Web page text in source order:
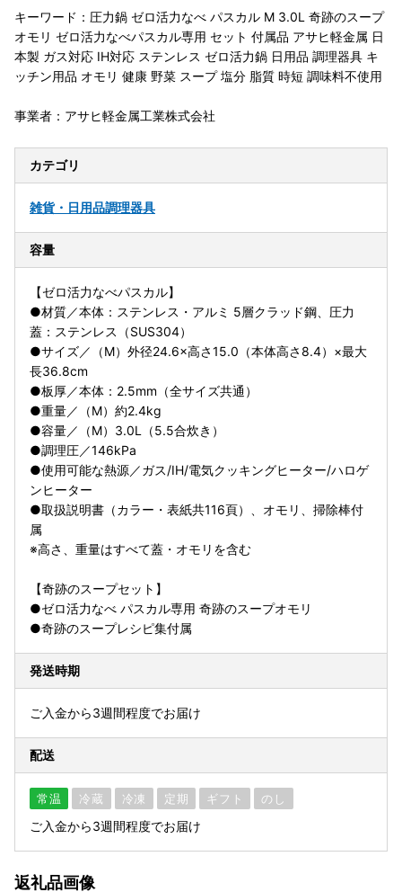
キーワード：圧力鍋 ゼロ活力なべ パスカル M 3.0L 奇跡のスープ
オモリ ゼロ活力なべパスカル専用 セット 付属品 アサヒ軽金属 日
本製 ガス対応 IH対応 ステンレス ゼロ活力鍋 日用品 調理器具 キ
ッチン用品 オモリ 健康 野菜 スープ 塩分 脂質 時短 調味料不使用
事業者：アサヒ軽金属工業株式会社
カテゴリ
雑貨・日用品調理器具
容量
【ゼロ活力なべパスカル】
●材質／本体：ステンレス・アルミ 5層クラッド鋼、圧力
蓋：ステンレス（SUS304）
●サイズ／（M）外径24.6×高さ15.0（本体高さ8.4）×最大
長36.8cm
●板厚／本体：2.5mm（全サイズ共通）
●重量／（M）約2.4kg
●容量／（M）3.0L（5.5合炊き）
●調理圧／146kPa
●使用可能な熱源／ガス/IH/電気クッキングヒーター/ハロゲ
ンヒーター
●取扱説明書（カラー・表紙共116頁）、オモリ、掃除棒付
属
※高さ、重量はすべて蓋・オモリを含む
【奇跡のスープセット】
●ゼロ活力なべ パスカル専用 奇跡のスープオモリ
●奇跡のスープレシピ集付属
発送時期
ご入金から3週間程度でお届け
配送
常温 冷蔵 冷凍 定期 ギフト のし
ご入金から3週間程度でお届け
返礼品画像